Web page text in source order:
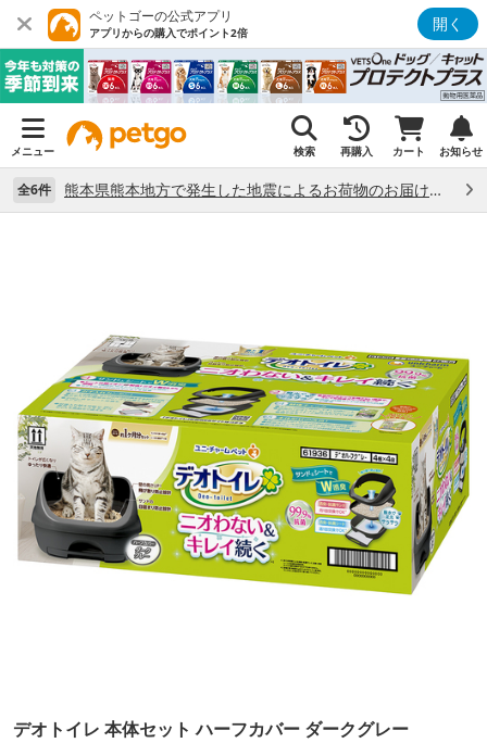
ペットゴーの公式アプリ
アプリからの購入でポイント2倍 開く
メニュー 検索 再購入 カート お知らせ
全6件 熊本県熊本地方で発生した地震によるお荷物のお届け状況について （7/28）
デオトイレ 本体セット ハーフカバー ダークグレー